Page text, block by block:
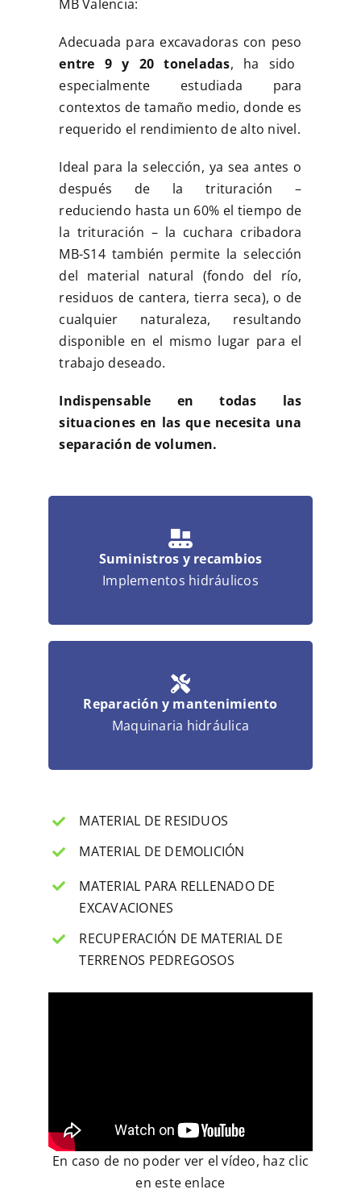
MB Valencia:
Adecuada para excavadoras con peso
entre 9 y 20 toneladas, ha sido
especialmente estudiada para
contextos de tamaño medio, donde es
requerido el rendimiento de alto nivel.
Ideal para la selección, ya sea antes o
después de la trituración –
reduciendo hasta un 60% el tiempo de
la trituración – la cuchara cribadora
MB-S14 también permite la selección
del material natural (fondo del río,
residuos de cantera, tierra seca), o de
cualquier naturaleza, resultando
disponible en el mismo lugar para el
trabajo deseado.
Indispensable en todas las
situaciones en las que necesita una
separación de volumen.
Suministros y recambios
Implementos hidráulicos
Reparación y mantenimiento
Maquinaria hidráulica
MATERIAL DE RESIDUOS
MATERIAL DE DEMOLICIÓN
MATERIAL PARA RELLENADO DE
EXCAVACIONES
RECUPERACIÓN DE MATERIAL DE
TERRENOS PEDREGOSOS
En caso de no poder ver el vídeo, haz clic
en este enlace